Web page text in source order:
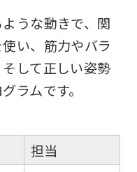
うな動きで、関
い、筋力やバラ
して正しい姿勢
ラムです。
担当